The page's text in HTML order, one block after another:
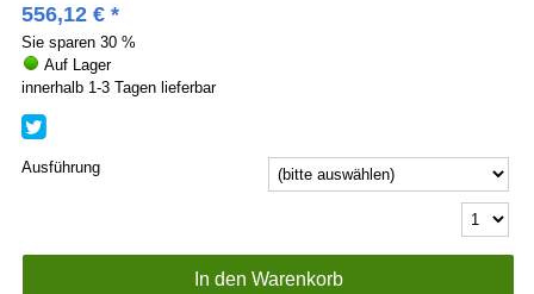
556,12 €*
Sie sparen 30 %
Auf Lager
innerhalb 1-3 Tagen lieferbar
Ausführung